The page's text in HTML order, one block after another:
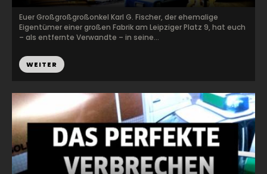
Euer Großgroßgroßonkel Karl G. Fischer, der ehemalige
Eigentümer einer großen Fabrik am Leipziger Platz 9, hat euch
– als entfernte Verwandte – in seine...
WEITER